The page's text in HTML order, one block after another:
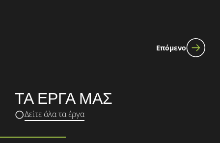
Επόμενο
ΤΑ ΕΡΓΑ ΜΑΣ
Δείτε όλα τα έργα